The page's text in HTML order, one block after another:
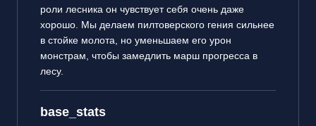
роли лесника он чувствует себя очень даже
хорошо. Мы делаем пилтоверского гения сильнее
в стойке молота, но уменьшаем его урон
монстрам, чтобы замедлить марш прогресса в
лесу.
base_stats